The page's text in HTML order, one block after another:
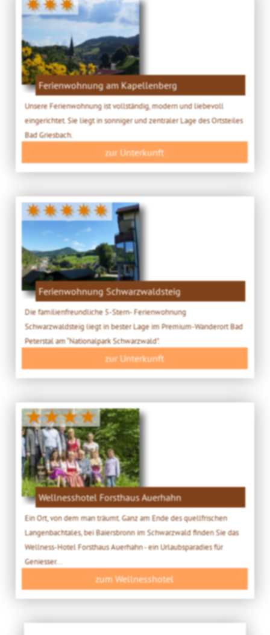
Ferienwohnung am Kapellenberg
Unsere Ferienwohnung ist vollständig, modern und liebevoll
eingerichtet. Sie liegt in sonniger und zentraler Lage des Ortsteiles
Bad Griesbach.
zur Unterkunft
✷✷✷✷✷
Ferienwohnung Schwarzwaldsteig
Die familienfreundliche 5-Stern- Ferienwohnung
Schwarzwaldsteig liegt in bester Lage im Premium-Wanderort Bad
Peterstal am “Nationalpark Schwarzwald".
zur Unterkunft
★★★★
Wellnesshotel Forsthaus Auerhahn
Ein Ort, von dem man träumt. Ganz am Ende des quellfrischen
Langenbachtales, bei Baiersbronn im Schwarzwald finden Sie das
Wellness-Hotel Forsthaus Auerhahn - ein Urlaubsparadies für
Geniesser...
zum Wellnesshotel